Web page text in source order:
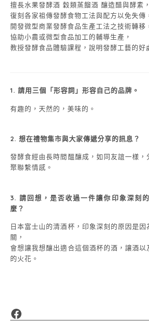
擅長水果發酵酒 穀類蒸餾酒 釀造醋與酵素，
復刻各家祖傳發酵食物工法與配方以免失傳
開發微型商業發酵食品生產工法之技術轉移
協助小農或微型食品加工的輔導生產，
教授發酵食品體驗課程，說明發酵工藝的好
1. 請用三個「形容詞」形容自己的品牌。
有趣的，天然的，美味的。
2. 想在禮物集市與大家傳遞分享的訊息？
發酵食經由長時間醞釀成，如同友誼一樣，
聚聯繫情感。
3. 請回想，是否收過一件讓你印象深刻
麼？
日本富士山的清酒杯，印象深刻的原因是
關，
會想讓我想釀出適合這個酒杯的酒，讓酒
的火花。